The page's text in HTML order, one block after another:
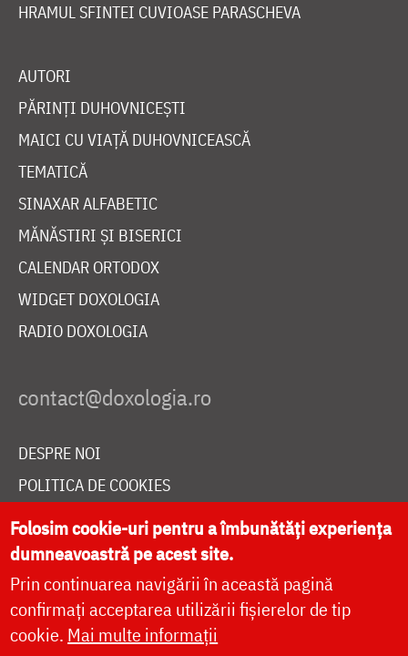
HRAMUL SFINTEI CUVIOASE PARASCHEVA
AUTORI
PĂRINȚI DUHOVNICEȘTI
MAICI CU VIAȚĂ DUHOVNICEASCĂ
TEMATICĂ
SINAXAR ALFABETIC
MĂNĂSTIRI ȘI BISERICI
CALENDAR ORTODOX
WIDGET DOXOLOGIA
RADIO DOXOLOGIA
DESPRE NOI
POLITICA DE COOKIES
DONEAZĂ ONLINE PENTRU CATEDRALA NAȚIONALĂ
LIVE
Folosim cookie-uri pentru a îmbunătăți experiența
dumneavoastră pe acest site.
Prin continuarea navigării în această pagină
confirmați acceptarea utilizării fișierelor de tip
cookie. Mai multe informații